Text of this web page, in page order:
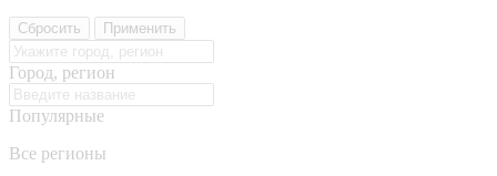
Сбросить Применить
Город, регион
Популярные
Все регионы